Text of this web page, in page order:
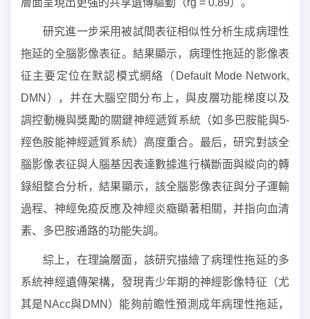
層面呈現出更強的共享遺傳驅動（rg = 0.89）。
研究進一步采用被試間表征相似性分析生成病理性
拖延的全腦影像表征。結果顯示，病理性拖延的影像表
征主要定位在默認模式網絡（Default Mode Network,
DMN），并在大腦空間分布上，與皮層功能梯度以及
調控動機與獎勵的關鍵神經遞質系統（如多巴胺能與5-
羥色胺能神經遞質系統）高度重合。最后，研究對該全
腦影像表征與人腦基因表達數據進行橫斷面與縱向的轉
錄組整合分析，結果顯示，該全腦影像表征與分子運輸
過程、神經免疫反應及神經炎癥顯著相關，并指向血清
素、多巴胺通路的功能失調。
綜上，在理論層面，該研究描繪了病理性拖延的多
系統神經遺傳架構，發現青少年期的神經影像特征（尤
其是NAcc與DMN）能夠前瞻性預測成年病理性拖延，